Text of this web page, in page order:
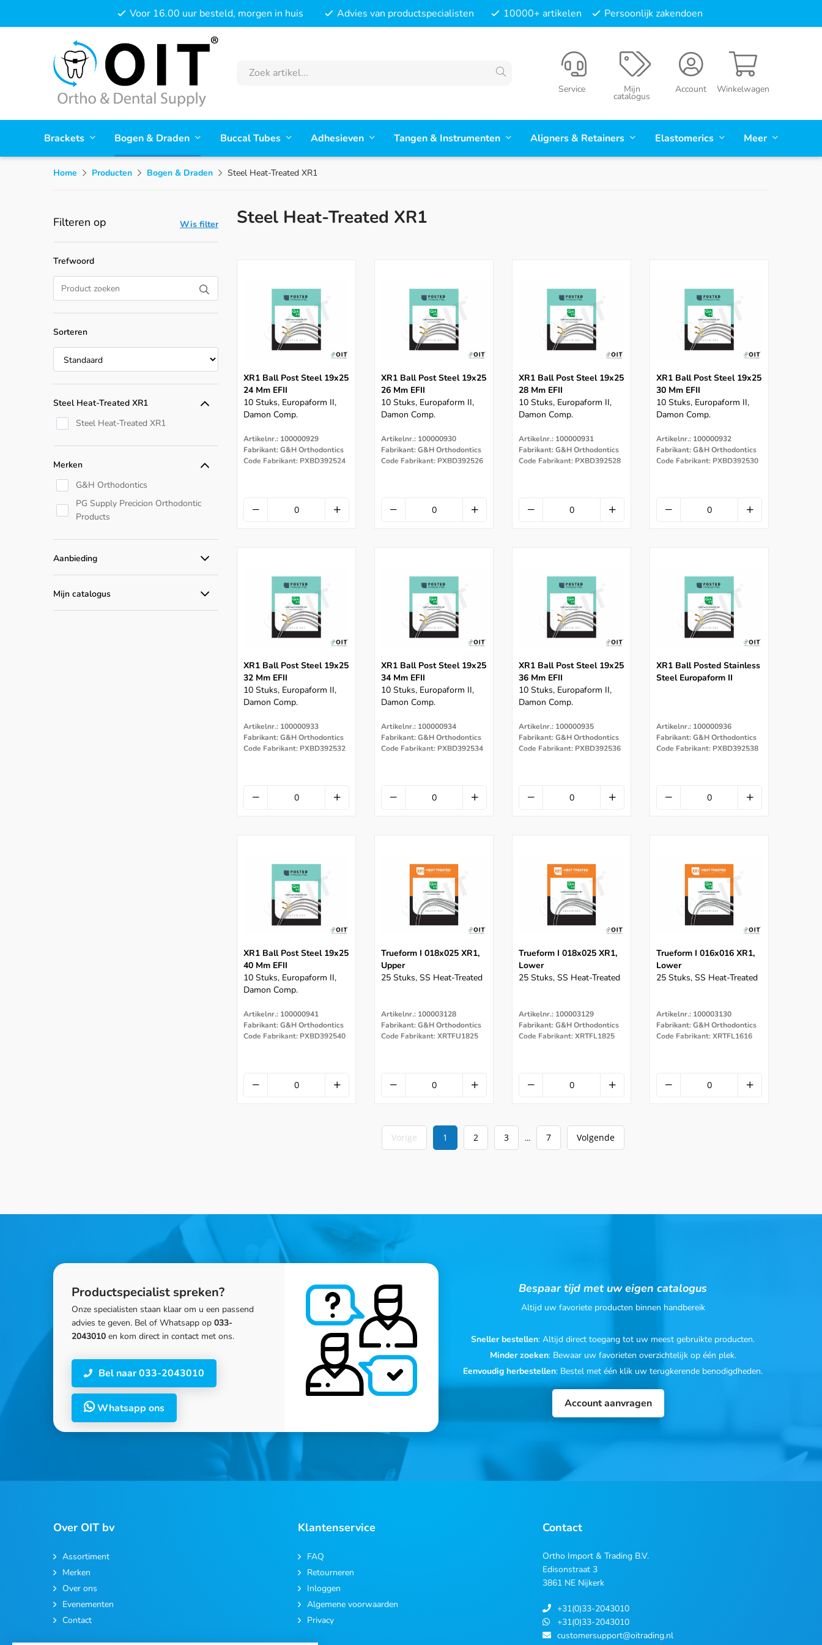
Voor 16.00 uur besteld, morgen in huis Advies van productspecialisten 10000+ artikelen Persoonlijk zakendoen
Winkelwagen
Account
Mijn
catalogus
Service
Brackets Bogen & Draden Buccal Tubes Adhesieven Tangen & Instrumenten Aligners & Retainers Elastomerics Meer
Home Producten Bogen & Draden Steel Heat-Treated XR1
Filteren op Wis filter
Trefwoord
Sorteren
Steel Heat-Treated XR1
Steel Heat-Treated XR1
Merken
G&H Orthodontics
PG Supply Precicion Orthodontic
Products
Aanbieding
Mijn catalogus
Steel Heat-Treated XR1
XR1 Ball Post Steel 19x25
24 Mm EFII
10 Stuks, Europaform II,
Damon Comp.
Artikelnr.: 100000929
Fabrikant: G&H Orthodontics
Code Fabrikant: PXBD392524
XR1 Ball Post Steel 19x25
26 Mm EFII
10 Stuks, Europaform II,
Damon Comp.
Artikelnr.: 100000930
Fabrikant: G&H Orthodontics
Code Fabrikant: PXBD392526
XR1 Ball Post Steel 19x25
28 Mm EFII
10 Stuks, Europaform II,
Damon Comp.
Artikelnr.: 100000931
Fabrikant: G&H Orthodontics
Code Fabrikant: PXBD392528
XR1 Ball Post Steel 19x25
30 Mm EFII
10 Stuks, Europaform II,
Damon Comp.
Artikelnr.: 100000932
Fabrikant: G&H Orthodontics
Code Fabrikant: PXBD392530
XR1 Ball Post Steel 19x25
32 Mm EFII
10 Stuks, Europaform II,
Damon Comp.
Artikelnr.: 100000933
Fabrikant: G&H Orthodontics
Code Fabrikant: PXBD392532
XR1 Ball Post Steel 19x25
34 Mm EFII
10 Stuks, Europaform II,
Damon Comp.
Artikelnr.: 100000934
Fabrikant: G&H Orthodontics
Code Fabrikant: PXBD392534
XR1 Ball Post Steel 19x25
36 Mm EFII
10 Stuks, Europaform II,
Damon Comp.
Artikelnr.: 100000935
Fabrikant: G&H Orthodontics
Code Fabrikant: PXBD392536
XR1 Ball Posted Stainless
Steel Europaform II
Artikelnr.: 100000936
Fabrikant: G&H Orthodontics
Code Fabrikant: PXBD392538
XR1 Ball Post Steel 19x25
40 Mm EFII
10 Stuks, Europaform II,
Damon Comp.
Artikelnr.: 100000941
Fabrikant: G&H Orthodontics
Code Fabrikant: PXBD392540
Trueform I 018x025 XR1,
Upper
25 Stuks, SS Heat-Treated
Artikelnr.: 100003128
Fabrikant: G&H Orthodontics
Code Fabrikant: XRTFU1825
Trueform I 018x025 XR1,
Lower
25 Stuks, SS Heat-Treated
Artikelnr.: 100003129
Fabrikant: G&H Orthodontics
Code Fabrikant: XRTFL1825
Trueform I 016x016 XR1,
Lower
25 Stuks, SS Heat-Treated
Artikelnr.: 100003130
Fabrikant: G&H Orthodontics
Code Fabrikant: XRTFL1616
Vorige 1 2 3 ... 7 Volgende
Productspecialist spreken?
Onze specialisten staan klaar om u een passend
advies te geven. Bel of Whatsapp op 033-
2043010 en kom direct in contact met ons.
Bel naar 033-2043010
Whatsapp ons
Bespaar tijd met uw eigen catalogus
Altijd uw favoriete producten binnen handbereik
Sneller bestellen: Altijd direct toegang tot uw meest gebruikte producten.
Minder zoeken: Bewaar uw favorieten overzichtelijk op één plek.
Eenvoudig herbestellen: Bestel met één klik uw terugkerende benodigdheden.
Account aanvragen
Over OIT bv
Assortiment
Merken
Over ons
Evenementen
Contact
Klantenservice
FAQ
Retourneren
Inloggen
Algemene voorwaarden
Privacy
Contact
Ortho Import & Trading B.V.
Edisonstraat 3
3861 NE Nijkerk
+31(0)33-2043010
+31(0)33-2043010
customersupport@oitrading.nl